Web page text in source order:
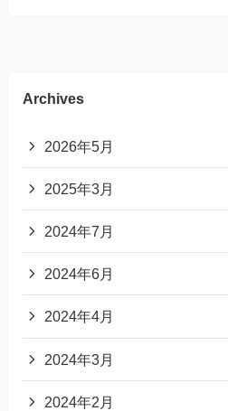
Archives
2026年5月
2025年3月
2024年7月
2024年6月
2024年4月
2024年3月
2024年2月